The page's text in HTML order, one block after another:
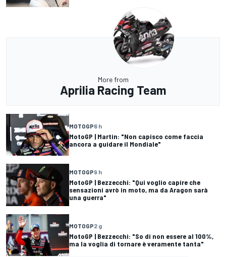
More from
Aprilia Racing Team
MOTOGP6 h
MotoGP | Martin: "Non capisco come faccia
ancora a guidare il Mondiale"
MOTOGP9 h
MotoGP | Bezzecchi: "Qui voglio capire che
sensazioni avrò in moto, ma da Aragon sarà
una guerra"
MOTOGP2 g
MotoGP | Bezzecchi: "So di non essere al 100%,
ma la voglia di tornare è veramente tanta"